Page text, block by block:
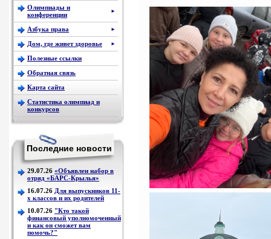
Олимпиады и
конференции
►
Азбука права ►
Дом, где живет здоровье ►
Полезные ссылки
Обратная связь
Карта сайта
Статистика олимпиад и
конкурсов
Последние новости
29.07.26 «Объявлен набор в
отряд «БАРС-Крылья»
16.07.26 Для выпускников 11-
х классов и их родителей
10.07.26 "Кто такой
финансовый уполномоченный
и как он сможет вам
помочь?"